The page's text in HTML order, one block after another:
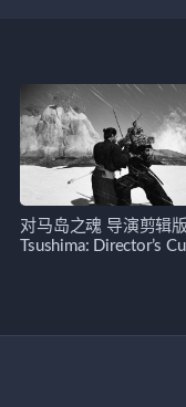
对马岛之魂 导演剪辑
Tsushima: Director’s